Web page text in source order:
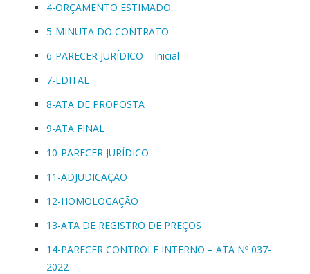
4-ORÇAMENTO ESTIMADO
5-MINUTA DO CONTRATO
6-PARECER JURÍDICO – Inicial
7-EDITAL
8-ATA DE PROPOSTA
9-ATA FINAL
10-PARECER JURÍDICO
11-ADJUDICAÇÃO
12-HOMOLOGAÇÃO
13-ATA DE REGISTRO DE PREÇOS
14-PARECER CONTROLE INTERNO – ATA Nº 037-
2022